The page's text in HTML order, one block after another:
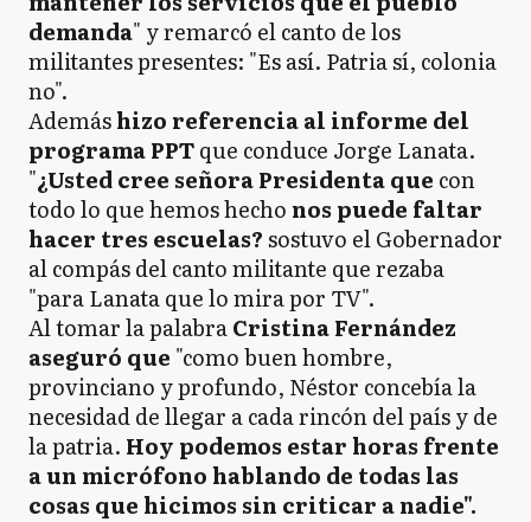
demanda" y remarcó el canto de los
militantes presentes: "Es así. Patria sí, colonia
no".
Ademáshizo referencia al informe del
programa PPTque conduce Jorge Lanata.
"¿Usted cree señora Presidentaque con
todo lo que hemos hecho nos puede faltar
hacer tres escuelas?sostuvo el Gobernador
al compás del canto militante que rezaba
"para Lanata que lo mira por TV".
Al tomar la palabraCristina Fernández
aseguró que "como buen hombre,
provinciano y profundo, Néstor concebía la
necesidad de llegar a cada rincón del país y de
la patria. Hoy podemos estar horas frente
a un micrófono hablando de todas las
cosas que hicimos sin criticar a nadie".